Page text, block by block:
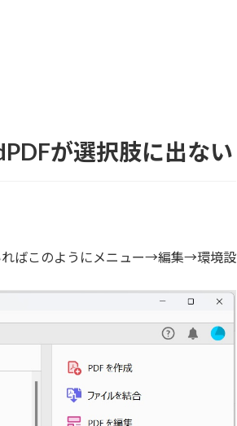
が選択肢に出ない
ればこのようにメニュー→編集→環境設